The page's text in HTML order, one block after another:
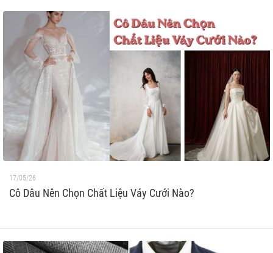
17/05/26
Cô Dâu Nên Chọn Chất Liệu Váy Cưới Nào?